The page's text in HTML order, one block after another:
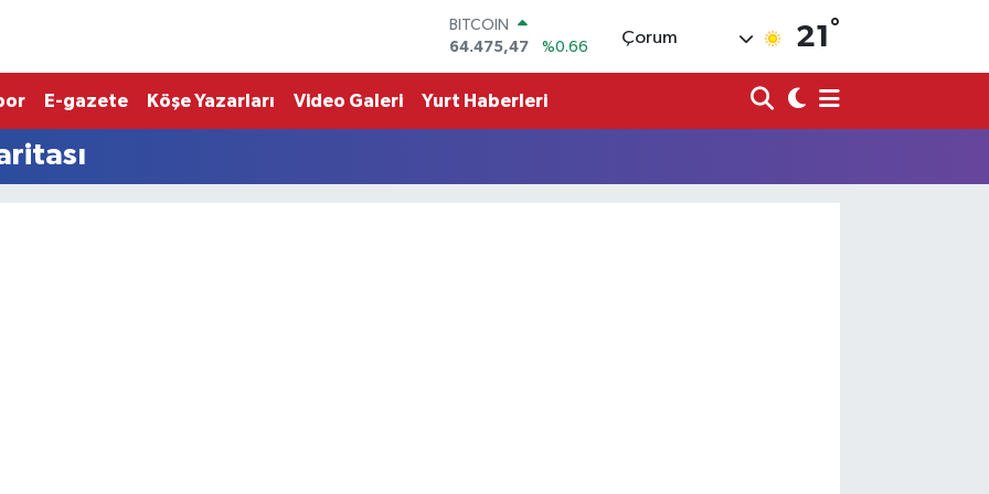
BITCOIN
64.475,47
%0.66
DOLAR
47,5971
%0.05
Çorum 21 °
E-gazete Köşe Yazarları Video Galeri Yurt Haberleri